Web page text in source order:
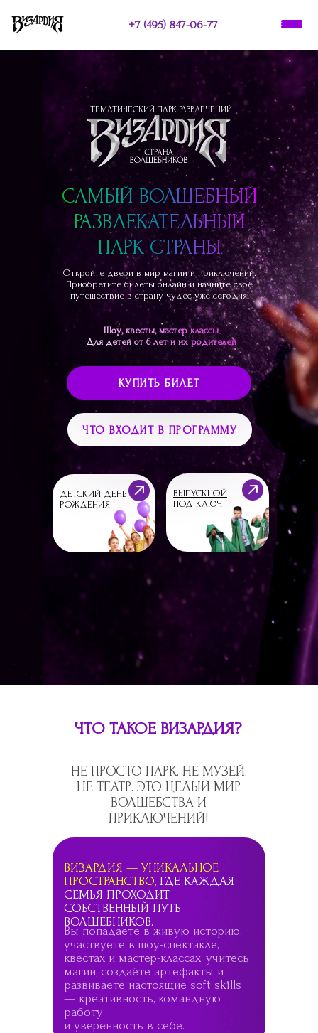
+7 (495) 847-06-77
О НАС
ПРАЗДНИКИ
ВЫПУСКНОЙ
ПОД КЛЮЧ
ДЕТСКИЙ ДЕНЬ
РОЖДЕНИЯ
САМЫЙ ВОЛШЕБНЫЙ
РАЗВЛЕКАТЕЛЬНЫЙ
ПАРК СТРАНЫ
Шоу, квесты, мастер классы
Для детей от 6 лет и их родителей
Откройте двери в мир магии и приключений.
Приобретите билеты онлайн и начните своё
путешествие в страну чудес уже сегодня!​
ЧТО ВХОДИТ В ПРОГРАММУ
КУПИТЬ БИЛЕТ
ТЕМАТИЧЕСКИЙ ПАРК РАЗВЛЕЧЕНИЙ
ЧТО ТАКОЕ ВИЗАРДИЯ?
НЕ ПРОСТО ПАРК. НЕ МУЗЕЙ.
НЕ ТЕАТР. ЭТО ЦЕЛЫЙ МИР
ВОЛШЕБСТВА И
ПРИКЛЮЧЕНИЙ!
Вы попадаете в живую историю,
участвуете в шоу-спектакле,
квестах и мастер-классах, учитесь
магии, создаёте артефакты и
развиваете настоящие soft skills
— креативность, командную
работу
и уверенность в себе.
ВИЗАРДИЯ — УНИКАЛЬНОЕ
ПРОСТРАНСТВО, ГДЕ КАЖДАЯ
СЕМЬЯ ПРОХОДИТ
СОБСТВЕННЫЙ ПУТЬ
ВОЛШЕБНИКОВ.